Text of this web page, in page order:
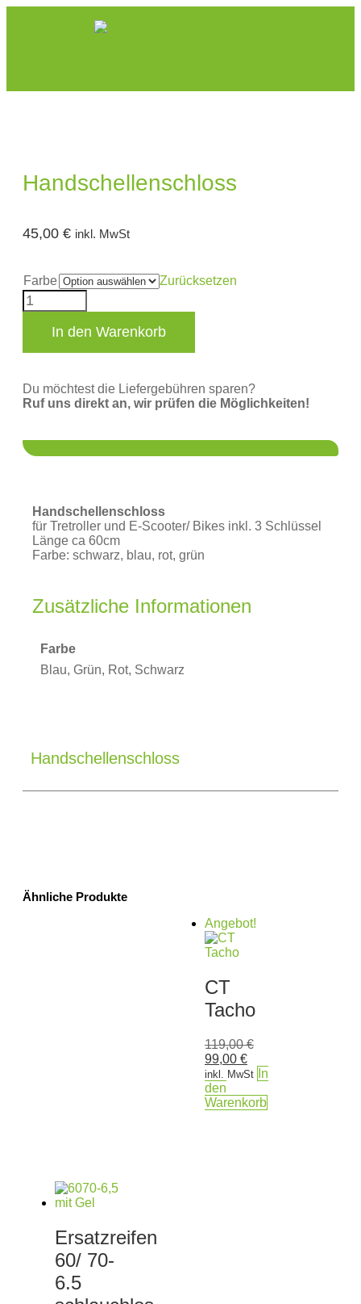
Handschellenschloss
45,00 € inkl. MwSt
Farbe Zurücksetzen
In den Warenkorb
Du möchtest die Liefergebühren sparen?
Ruf uns direkt an, wir prüfen die Möglichkeiten!
Handschellenschloss
für Tretroller und E-Scooter/ Bikes inkl. 3 Schlüssel
Länge ca 60cm
Farbe: schwarz, blau, rot, grün
Zusätzliche Informationen
Farbe
Blau, Grün, Rot, Schwarz
Ähnliche Produkte
Angebot!
CT
Tacho
119,00€
99,00 €
inkl. MwSt
In
den
Warenkorb
Ersatzreifen
60/ 70-
6.5
Handschellenschloss